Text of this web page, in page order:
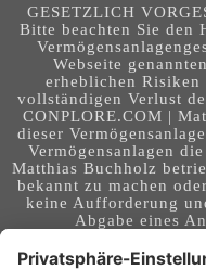
GESETZLICH
Bitte beachten Sie den
Webseite
erheblichen Risiken
vollständigen Verlust
CONPLORE.COM |
dieser
Vermögensanlagen
Matthias Buchholz
bekannt zu machen
keine Aufforderung
Abgabe eines
über